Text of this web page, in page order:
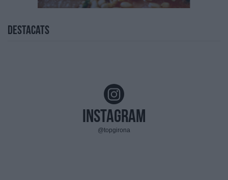
Destacats
Instagram
@topgirona